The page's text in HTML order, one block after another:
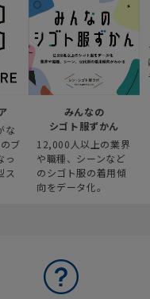
な
ブ
っ
ス
みんなの
シゴト服ずかん
12,000人以上の業界
や職種、シーンなど
のシゴト服の着用傾
向をデータ化。